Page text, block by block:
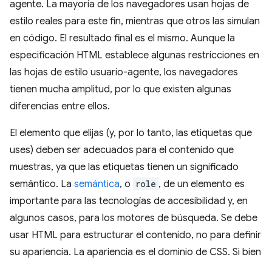
agente. La mayoría de los navegadores usan hojas de
estilo reales para este fin, mientras que otros las simulan
en código. El resultado final es el mismo. Aunque la
especificación HTML establece algunas restricciones en
las hojas de estilo usuario-agente, los navegadores
tienen mucha amplitud, por lo que existen algunas
diferencias entre ellos.
El elemento que elijas (y, por lo tanto, las etiquetas que
uses) deben ser adecuados para el contenido que
muestras, ya que las etiquetas tienen un significado
semántico. La semántica, o role , de un elemento es
importante para las tecnologías de accesibilidad y, en
algunos casos, para los motores de búsqueda. Se debe
usar HTML para estructurar el contenido, no para definir
su apariencia. La apariencia es el dominio de CSS. Si bien